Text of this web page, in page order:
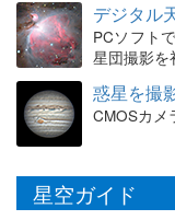
デジタル
PCソフト
星団撮影を
惑星を撮
CMOSカメ
星空ガイド